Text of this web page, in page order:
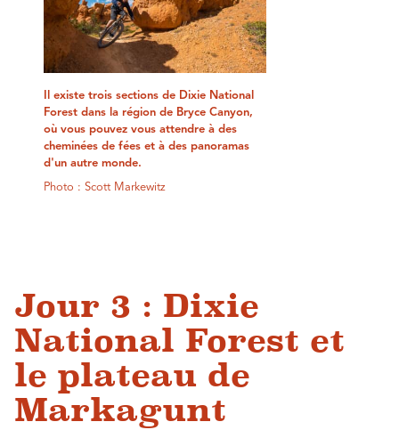
Il existe trois sections de Dixie National
Forest dans la région de Bryce Canyon,
où vous pouvez vous attendre à des
cheminées de fées et à des panoramas
d'un autre monde.
Photo : Scott Markewitz
Jour 3 : Dixie
National Forest et
le plateau de
Markagunt